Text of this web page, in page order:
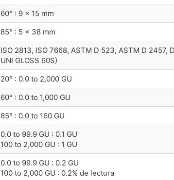
60° : 9 × 15 mm
85° : 5 × 38 mm
ISO 2813, ISO 7668, ASTM D 523, ASTM D 2457,
UNI GLOSS 60S)
20° : 0.0 to 2,000 GU
60° : 0.0 to 1,000 GU
85° : 0.0 to 160 GU
0.0 to 99.9 GU : 0.1 GU
100 to 2,000 GU : 1 GU
0.0 to 99.9 GU : 0.2 GU
100 to 2,000 GU : 0.2% de lectura